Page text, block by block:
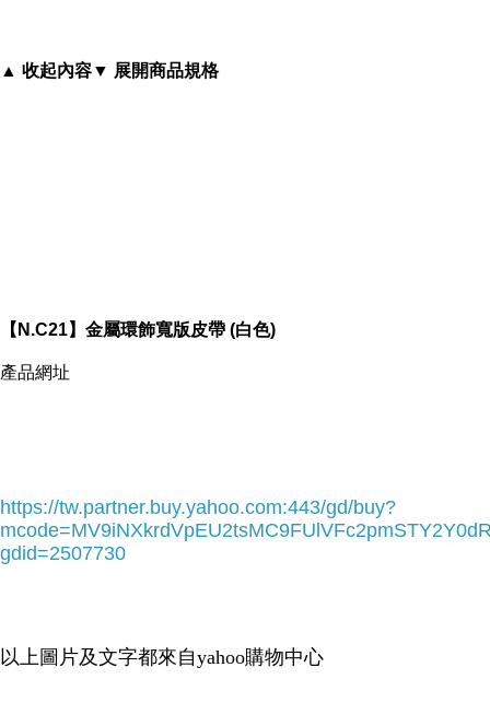
▲ 收起內容▼ 展開商品規格
【N.C21】金屬環飾寬版皮帶 (白色)
產品網址
https://tw.partner.buy.yahoo.com:443/gd/buy?
gdid=2507730
以上圖片及文字都來自yahoo購物中心